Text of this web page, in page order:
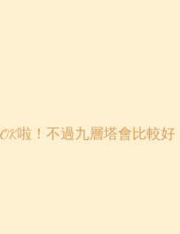
啦！不過九層塔會比較好